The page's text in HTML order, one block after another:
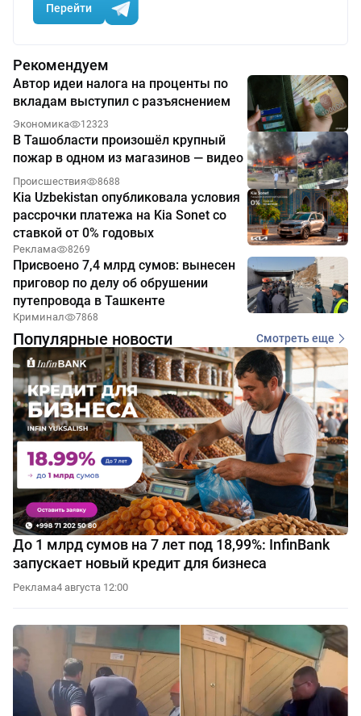
Перейти
Рекомендуем
Автор идеи налога на проценты по
вкладам выступил с разъяснением
Экономика 12323
В Ташобласти произошёл крупный
пожар в одном из магазинов — видео
Происшествия 8688
Kia Uzbekistan опубликовала условия
рассрочки платежа на Kia Sonet со
ставкой от 0% годовых
Реклама 8269
Присвоено 7,4 млрд сумов: вынесен
приговор по делу об обрушении
путепровода в Ташкенте
Криминал 7868
Популярные новости Смотреть еще
До 1 млрд сумов на 7 лет под 18,99%: InfinBank
запускает новый кредит для бизнеса
Реклама4 августа 12:00